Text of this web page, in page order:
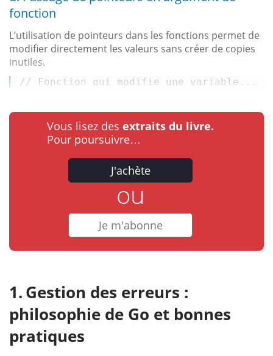
fonction
L’utilisation de pointeurs dans les fonctions permet de
modifier directement les valeurs sans créer de copies
inutiles.
// Fonction qui modifie une variable...
Vous lisez des extraits du livre.
Pour poursuivre…
J'achète
ou
Je m'abonne
Gestion des erreurs :
philosophie de Go et bonnes
pratiques